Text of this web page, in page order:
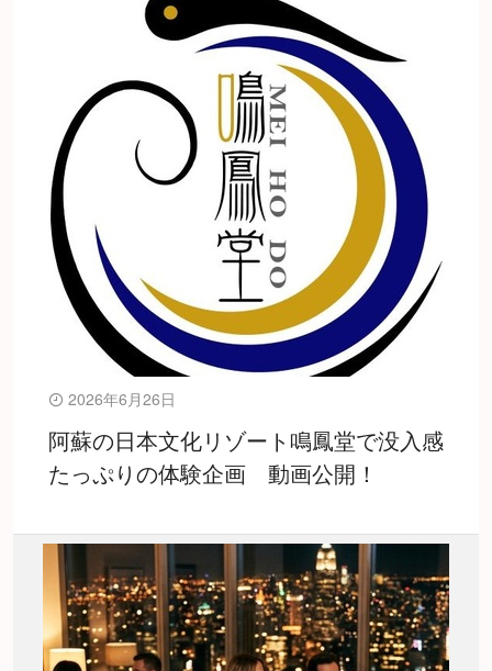
2026年6月26日
阿蘇の日本文化リゾート鳴鳳堂で没入感
たっぷりの体験企画 動画公開！